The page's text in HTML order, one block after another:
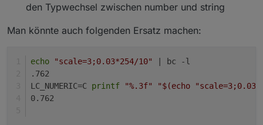
den Typwechsel zwischen number und string
Man könnte auch folgenden Ersatz machen:
echo "scale=3;0.03*254/10"
| bc -l
.762
LC_NUMERIC=C printf "%.3f" "$(echo
0.762